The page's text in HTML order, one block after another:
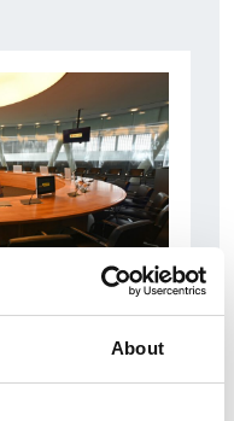
About